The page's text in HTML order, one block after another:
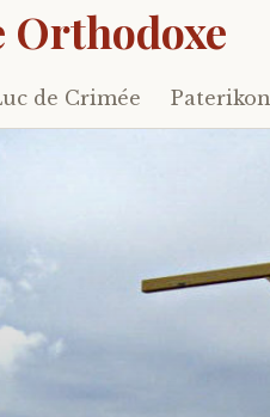
Orthodoxe
de Crimée Paterikon